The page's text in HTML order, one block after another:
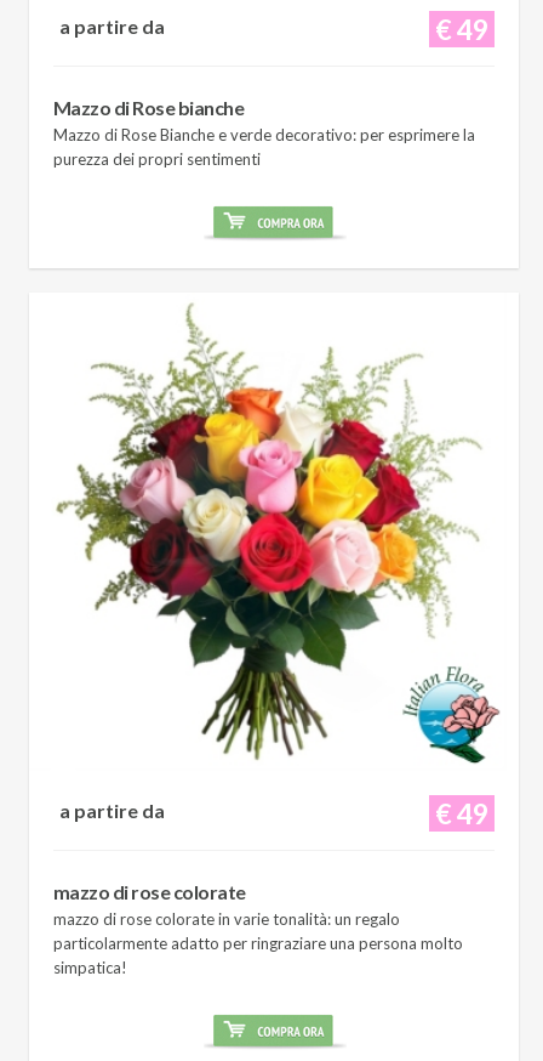
€ 49
a partire da
Mazzo di Rose bianche
Mazzo di Rose Bianche e verde decorativo: per esprimere la
purezza dei propri sentimenti
€ 49
a partire da
mazzo di rose colorate
mazzo di rose colorate in varie tonalità: un regalo
particolarmente adatto per ringraziare una persona molto
simpatica!